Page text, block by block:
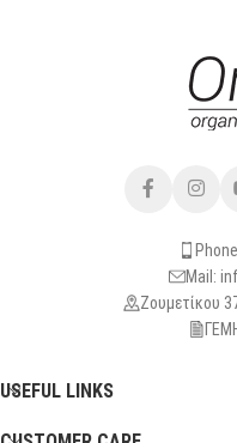
Mail:
Ζουμετίκου
USEFUL LINKS